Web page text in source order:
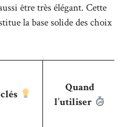
être très élégant. Cette
la base solide des choix
Quand
l’utiliser